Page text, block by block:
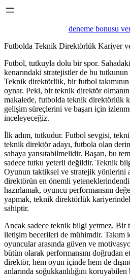
deneme bonusu
Futbolda Teknik Direktörlük Kariyer ve
Futbol, tutkuyla dolu bir spor.
kenarındaki stratejistler de bu
Teknik direktörlük, bir futbol
oynar. Peki, bir teknik direktör
makalede, futbolda teknik direktörlük
gelişim süreçlerini ve başarı için
inceleyeceğiz.
İlk adım, tutkudur. Futbol sevgisi,
teknik direktör adayı, futbola olan
sahaya yansıtabilmelidir. Başarı, bu
sadece tutku yeterli değildir. Teknik
Oyunun taktiksel ve stratejik yönlerini
direktörün en önemli
hazırlamak, oyuncu performansını
yapmak, teknik direktörlük
sahiptir.
Ancak sadece teknik bilgi yetmez.
iletişim becerileri de mühimdir.
oyuncular arasında güven ve
bütün olarak performansını doğrudan
direktör, hem oyun içinde hem de
anlarında soğukkanlılığını